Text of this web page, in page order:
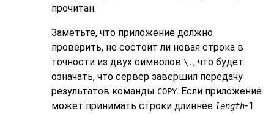
прочитан.
Заметьте, что приложение должно
проверить, не состоит ли новая строка в
точности из двух символов \., что будет
означать, что сервер завершил передачу
результатов команды COPY. Если приложение
может принимать строки длиннее length-1